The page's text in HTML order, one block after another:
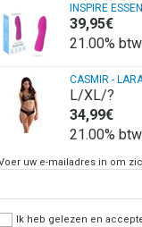
INSPIRE
39,95€
21.00%
CASMIR -
L/XL/?
34,99€
21.00%
uw e-mailadres in om
Ik heb gelezen en